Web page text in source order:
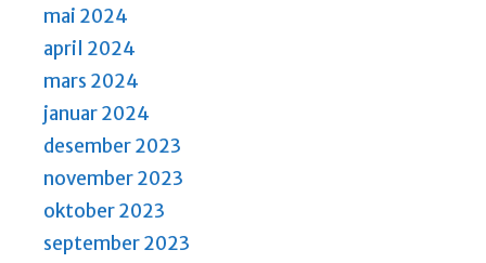
mai 2024
april 2024
mars 2024
januar 2024
desember 2023
november 2023
oktober 2023
september 2023